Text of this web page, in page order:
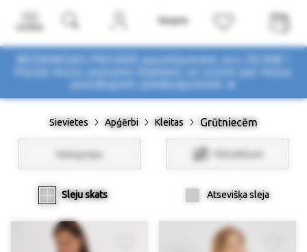
BEZMAKSAS PIEGĀDE pasūtījumiem virs 29,90€ !
Pasūti mūsu jaunumu biļetenu un uzzini par mūsu
Sievietes Apģērbi Kleitas Grūtniecēm
Kategorijas Filtri/Atlasīt
Sleju skats Atsevišķa sleja